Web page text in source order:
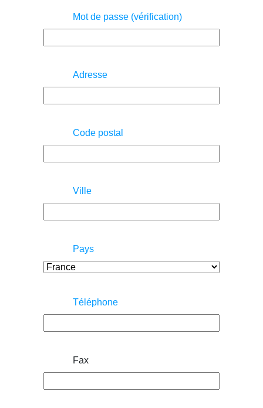
Mot de passe (vérification)
Adresse
Code postal
Ville
Pays
Téléphone
Fax